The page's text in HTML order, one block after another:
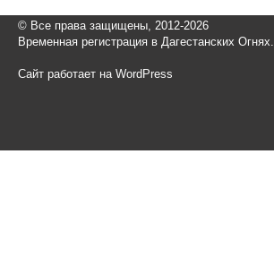
© Все права защищены, 2012-2026
Временная регистрация в Дагестанских Огнях.
Сайт работает на WordPress